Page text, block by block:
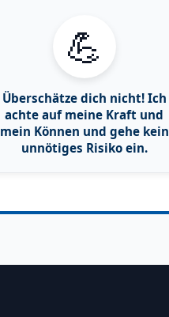
💪
Überschätze dich nicht! Ich
achte auf meine Kraft und
mein Können und gehe kein
unnötiges Risiko ein.